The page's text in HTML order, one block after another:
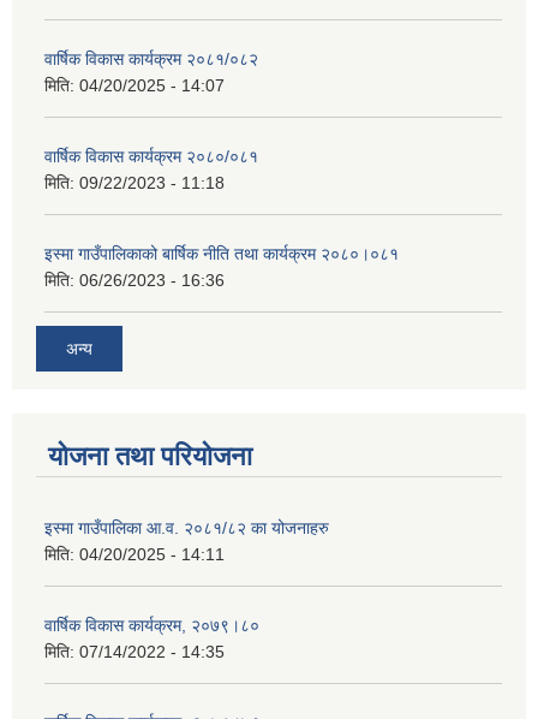
वार्षिक विकास कार्यक्रम २०८१/०८२
मिति: 04/20/2025 - 14:07
वार्षिक विकास कार्यक्रम २०८०/०८१
मिति: 09/22/2023 - 11:18
इस्मा गाउँपालिकाको बार्षिक नीति तथा कार्यक्रम २०८०।०८१
मिति: 06/26/2023 - 16:36
अन्य
योजना तथा परियोजना
इस्मा गाउँपालिका आ.व. २०८१/८२ का योजनाहरु
मिति: 04/20/2025 - 14:11
वार्षिक विकास कार्यक्रम, २०७९।८०
मिति: 07/14/2022 - 14:35